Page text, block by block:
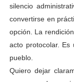
silencio
convertirse en
opción. La
acto protocolar.
pueblo.
​Quiero dejar